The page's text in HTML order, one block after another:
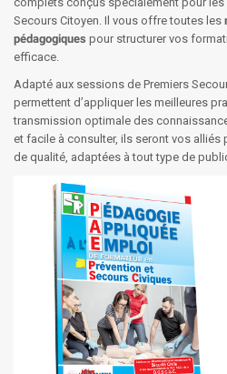
Secours Citoyen. Il vous offre toutes les
pédagogiques pour structurer vos
efficace.
Adapté aux sessions de Premiers
permettent d’appliquer les meilleures
transmission optimale des
et facile à consulter, ils seront vos
de qualité, adaptées à tout type de